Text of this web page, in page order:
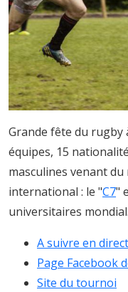
Grande fête du rugby
équipes, 15
masculines venant
international : le "C7"
universitaires mondial.
A suivre en
Page Facebook
Site du tournoi